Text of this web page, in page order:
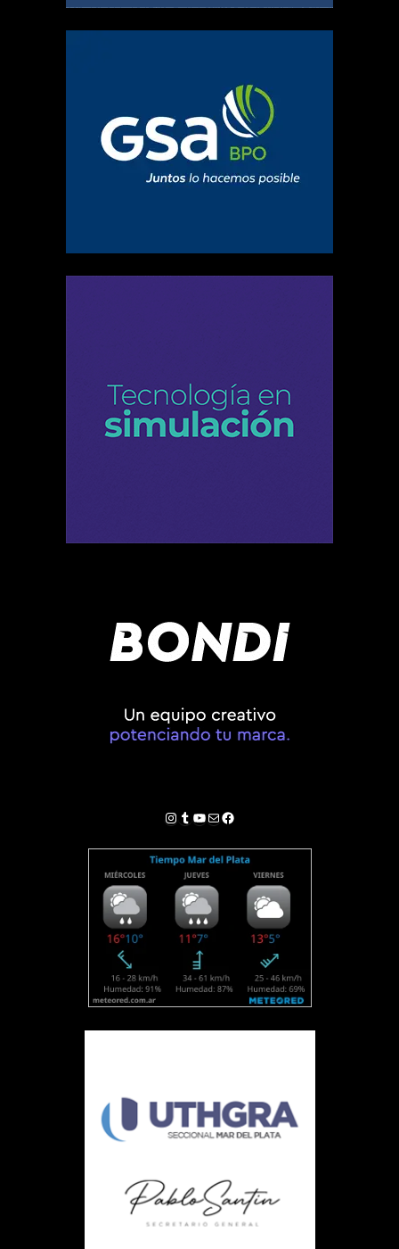
Instagram
Tumblr
YouTube
Correo electrónico
Facebook